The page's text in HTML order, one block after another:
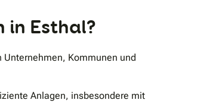
in Esthal?
Kommunen und
Anlagen, insbesondere mit